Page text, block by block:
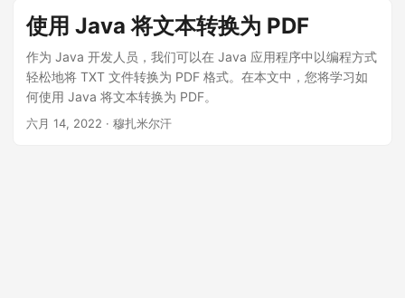
使用 Java 将文本转换为 PDF
作为 Java 开发人员，我们可以在 Java 应用程序中以编程方式
轻松地将 TXT 文件转换为 PDF 格式。在本文中，您将学习如
何使用 Java 将文本转换为 PDF。
六月 14, 2022 · 穆扎米尔汗